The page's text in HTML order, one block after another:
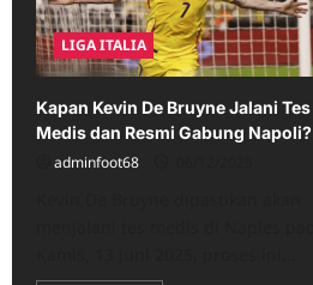
LIGA ITALIA
Kapan Kevin De Bruyne Jalani Tes
Medis dan Resmi Gabung Napoli?
adminfoot68